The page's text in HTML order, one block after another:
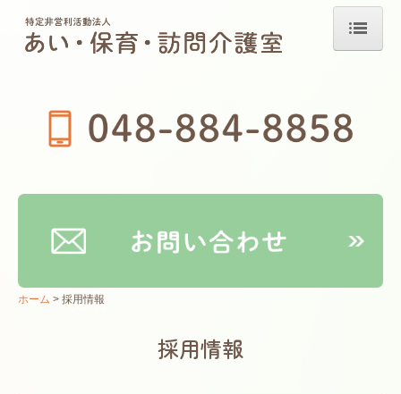
小規模保育 あい保育（大和田）
保育の様子
入園案内
あいキッズ児童クラブ
採用情報
募集要項（正社員）
ホーム 採用情報
採用情報